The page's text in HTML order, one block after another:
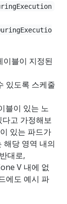
이블이 지정된
있도록 스케줄
블이 있는 노
고 가정해보
있는 파드가
해당 영역 내의
대로,
V 내에 없
에도 예시 파